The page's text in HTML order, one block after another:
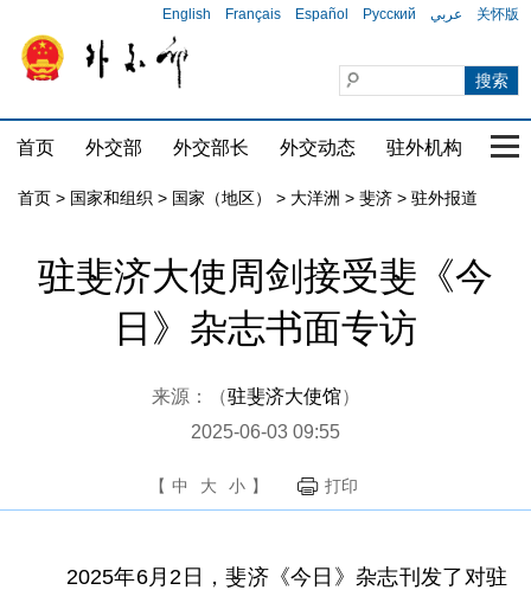
English Français Español Русский عربي 关怀版
首页 外交部 外交部长 外交动态 驻外机构 国
首页 > 国家和组织 > 国家（地区） > 大洋洲 > 斐济 > 驻外报道
驻斐济大使周剑接受斐《今
日》杂志书面专访
来源：（驻斐济大使馆）
2025-06-03 09:55
【 中 大 小 】 打印
2025年6月2日，斐济《今日》杂志刊发了对驻